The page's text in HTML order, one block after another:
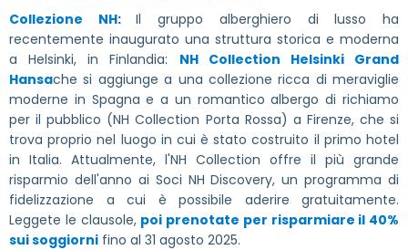
Collezione NH:Il gruppo alberghiero di lusso ha
recentemente inaugurato una struttura storica e moderna
a Helsinki, in Finlandia: NH Collection Helsinki Grand
Hansache si aggiunge a una collezione ricca di meraviglie
moderne in Spagna e a un romantico albergo di richiamo
per il pubblico (NH Collection Porta Rossa) a Firenze, che si
trova proprio nel luogo in cui è stato costruito il primo hotel
in Italia. Attualmente, l'NH Collection offre il più grande
risparmio dell'anno ai Soci NH Discovery, un programma di
fidelizzazione a cui è possibile aderire gratuitamente.
Leggete le clausole, poi prenotate per risparmiare il 40%
sui soggiorni fino al 31 agosto 2025.